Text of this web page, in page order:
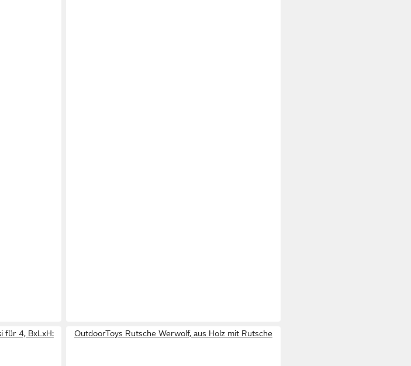
für 4, BxLxH:
OutdoorToys Rutsche Werwolf, aus Holz mit Rutsche